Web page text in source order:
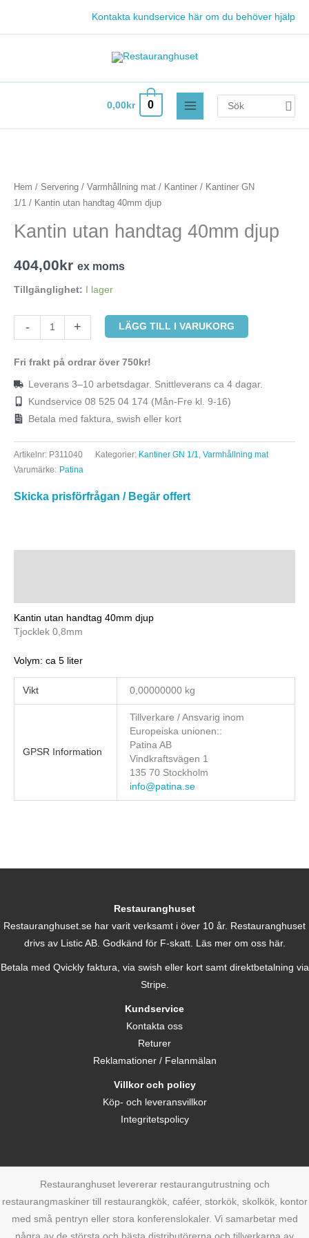
Kontakta kundservice här om du behöver hjälp
0,00kr 0
for:
Hem / Servering / Varmhållning mat / Kantiner / Kantiner GN
1/1 / Kantin utan handtag 40mm djup
Kantin utan handtag 40mm djup
404,00kr ex moms
Tillgänglighet: I lager
-
handtag
40mm
mängd
+ LÄGG TILL I VARUKORG
Fri frakt på ordrar över 750kr!
Leverans 3–10 arbetsdagar. Snittleverans ca 4 dagar.
Kundservice 08 525 04 174 (Mån-Fre kl. 9-16)
Betala med faktura, swish eller kort
Artikelnr: P311040 Kategorier: Kantiner GN 1/1
Varmhållning mat
Varumärke: Patina
Skicka prisförfrågan / Begär offert
Kantin utan handtag 40mm djup
Tjocklek 0,8mm
Volym: ca 5 liter
Vikt 0,00000000 kg
GPSR Information
Tillverkare / Ansvarig inom
Europeiska unionen::
Patina AB
Vindkraftsvägen 1
135 70 Stockholm
info@patina.se
Restauranghuset
Restauranghuset.se har varit verksamt i över 10 år. Restauranghuset
drivs av Listic AB. Godkänd för F-skatt.
Läs mer om oss här.
Betala med Qvickly faktura, via swish eller kort samt direktbetalning via
Stripe.
Kundservice
Kontakta oss
Returer
Reklamationer / Felanmälan
Villkor och policy
Köp- och leveransvillkor
Integritetspolicy
Restauranghuset levererar restaurangutrustning och
restaurangmaskiner till restaurangkök, caféer, storkök, skolkök, kontor
med små pentryn eller stora konferenslokaler. Vi samarbetar med